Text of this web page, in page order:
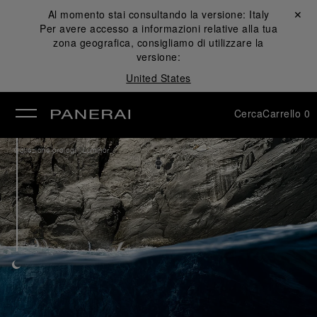
Al momento stai consultando la versione: Italy
Per avere accesso a informazioni relative alla tua
zona geografica, consigliamo di utilizzare la
versione:
United States
Chiudi ✕
CercaCarrello 0
Collezione orologi /Luminor